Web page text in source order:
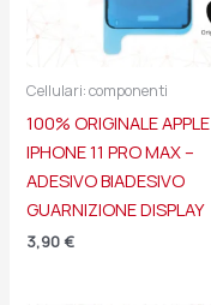
Cellulari: componenti
100% ORIGINALE APPLE
IPHONE 11 PRO MAX –
ADESIVO BIADESIVO
GUARNIZIONE DISPLAY
3,90 €